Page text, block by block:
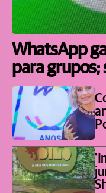
WhatsApp
para grupos;